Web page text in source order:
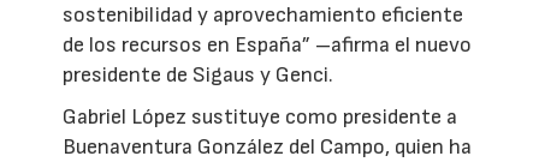
sostenibilidad y aprovechamiento eficiente
de los recursos en España” –afirma el nuevo
presidente de Sigaus y Genci.
Gabriel López sustituye como presidente a
Buenaventura González del Campo, quien ha